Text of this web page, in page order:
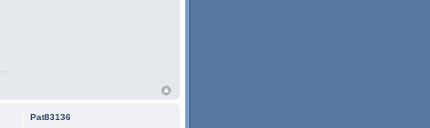
Pat83136